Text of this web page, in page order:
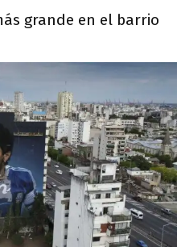
grande en el barrio